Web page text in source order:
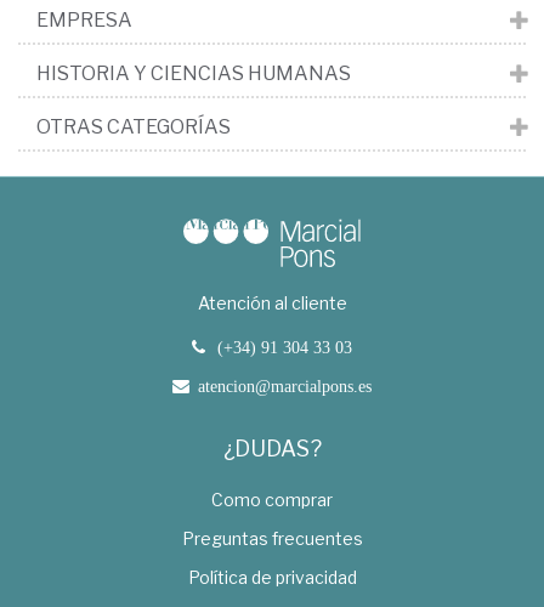
EMPRESA
HISTORIA Y CIENCIAS HUMANAS
OTRAS CATEGORÍAS
Atención al cliente
(+34) 91 304 33 03
atencion@marcialpons.es
¿DUDAS?
Como comprar
Preguntas frecuentes
Política de privacidad